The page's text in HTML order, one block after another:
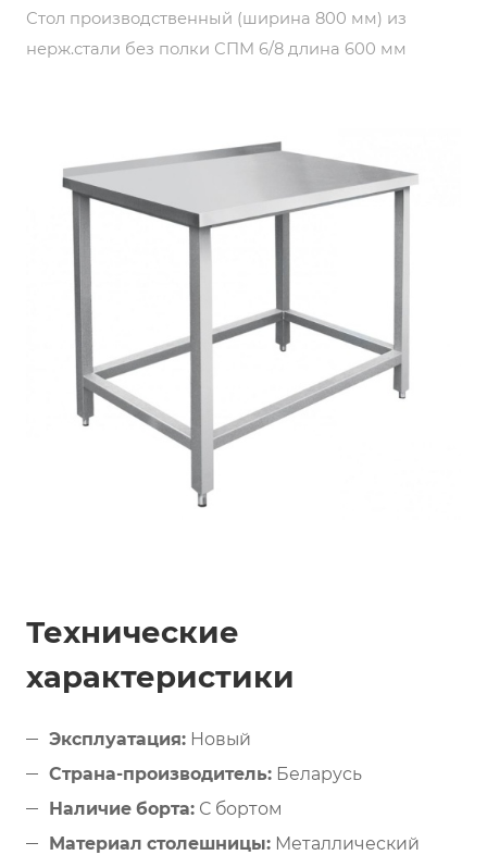
Стол производственный (ширина 800 мм) из
нерж.стали без полки СПМ 6/8 длина 600 мм
Технические
характеристики
Эксплуатация: Новый
Страна-производитель: Беларусь
Наличие борта: С бортом
Материал столешницы: Металлический